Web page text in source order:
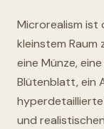
Microrealism ist
kleinstem Raum
eine Münze,
Blütenblatt, ein
hyperdetaillierte
und